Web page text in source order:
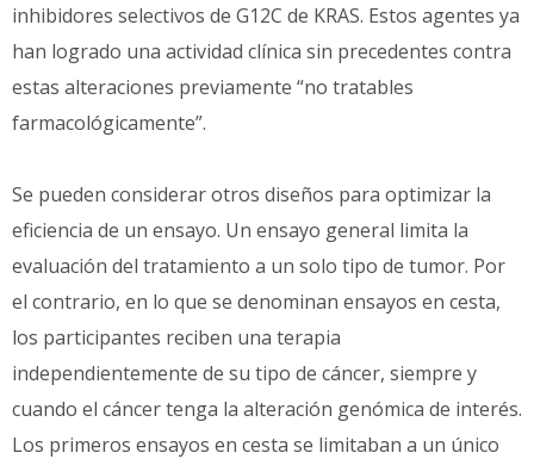
inhibidores selectivos de G12C de KRAS. Estos agentes ya
han logrado una actividad clínica sin precedentes contra
estas alteraciones previamente “no tratables
farmacológicamente”.
Se pueden considerar otros diseños para optimizar la
eficiencia de un ensayo. Un ensayo general limita la
evaluación del tratamiento a un solo tipo de tumor. Por
el contrario, en lo que se denominan ensayos en cesta,
los participantes reciben una terapia
independientemente de su tipo de cáncer, siempre y
cuando el cáncer tenga la alteración genómica de interés.
Los primeros ensayos en cesta se limitaban a un único